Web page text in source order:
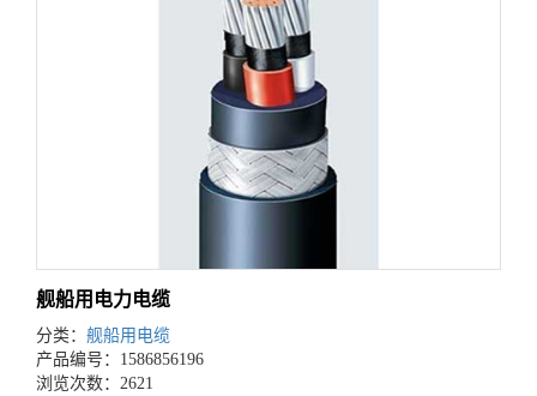
舰船用电力电缆
分类： 舰船用电缆
产品编号：1586856196
浏览次数：2621